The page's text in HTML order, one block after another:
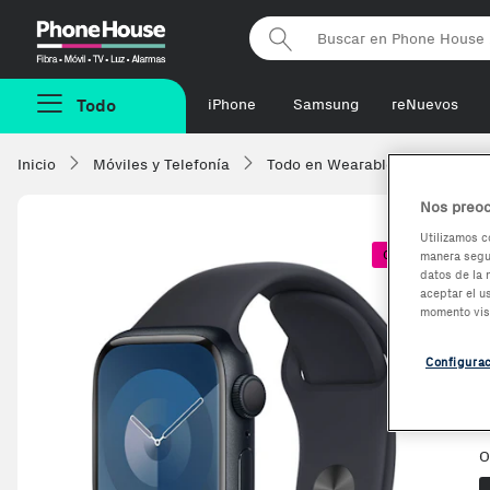
Phonehouse
Todo iPhone Samsung reNuevos
Inicio Móviles y Telefonía Todo en Wearables
Coste + 1€
Nos
Utilizamos
manera
datos de la
aceptar el
momento